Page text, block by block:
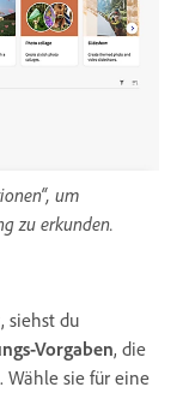
um
zu erkunden.
siehst du
Vorgaben, die
sie für eine